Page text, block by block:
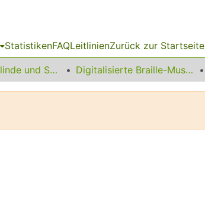
StatistikenFAQLeitlinienZurück zur Startseite
Service für Blinde und Sehbehinderte Digitalisierte Braille-Musik-Matrizen des VzfB